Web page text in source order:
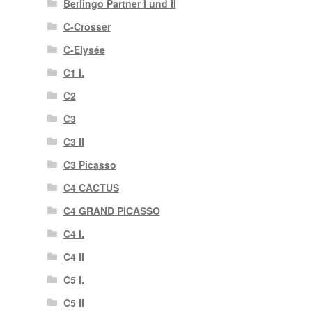
Berlingo Partner I und II
C-Crosser
C-Elysée
C1 I.
C2
C3
C3 II
C3 Picasso
C4 CACTUS
C4 GRAND PICASSO
C4 I.
C4 II
C5 I.
C5 II